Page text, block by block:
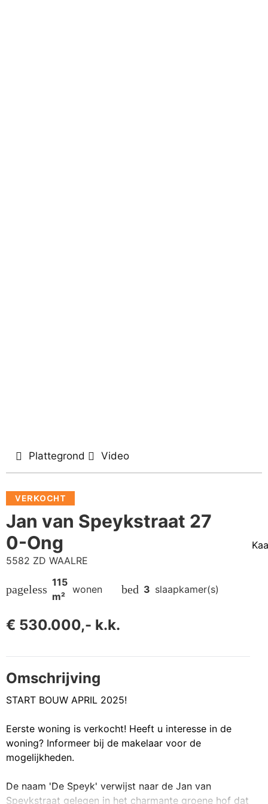
Plattegrond Video
VERKOCHT
Jan van Speykstraat 27
0-Ong
5582 ZD WAALRE
pageless
115
m²
wonen bed 3 slaapkamer(s)
€ 530.000,- k.k.
Omschrijving
START BOUW APRIL 2025!
Eerste woning is verkocht! Heeft u interesse in de
woning? Informeer bij de makelaar voor de
mogelijkheden.
De naam 'De Speyk' verwijst naar de Jan van
Speykstraat gelegen in het charmante groene hof dat